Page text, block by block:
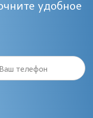
удобное
Ваш телефон